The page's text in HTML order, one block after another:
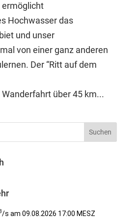
ermöglicht
Hochwasser das
und unser
von einer ganz anderen
Der “Ritt auf dem
über 45 km...